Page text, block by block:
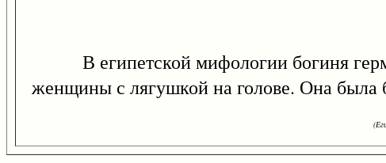
В египетской мифологии богиня
женщины с лягушкой на голове. Она была